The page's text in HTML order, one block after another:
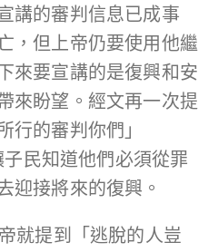
講的審判信息已成事
，但上帝仍要使用他繼
來要宣講的是復興和安
來盼望。經文再一次提
行的審判你們」
子民知道他們必須從罪
迎接將來的復興。
就提到「逃脫的人豈